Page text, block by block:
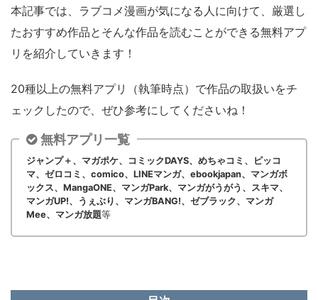
本記事では、ラブコメ漫画が気になる人に向けて、厳選し
たおすすめ作品とそんな作品を読むことができる無料アプ
リを紹介していきます！
20種以上の無料アプリ（執筆時点）で作品の取扱いをチ
ェックしたので、ぜひ参考にしてくださいね！
無料アプリ一覧
ジャンプ＋、マガポケ、コミックDAYS、めちゃコミ、ピッコ
マ、ゼロコミ、comico、LINEマンガ、ebookjapan、マンガボ
ックス、MangaONE、マンガPark、マンガがうがう、スキマ、
マンガUP!、うぇぶり、マンガBANG!、ゼブラック、マンガ
Mee、マンガ放題等